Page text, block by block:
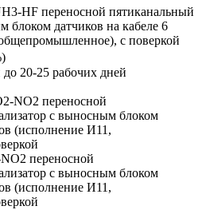
HF переносной пятиканальный
блоком датчиков на кабеле 6
с поверкой
до 20-25 рабочих дней
переносной
с выносным блоком
(исполнение И11,